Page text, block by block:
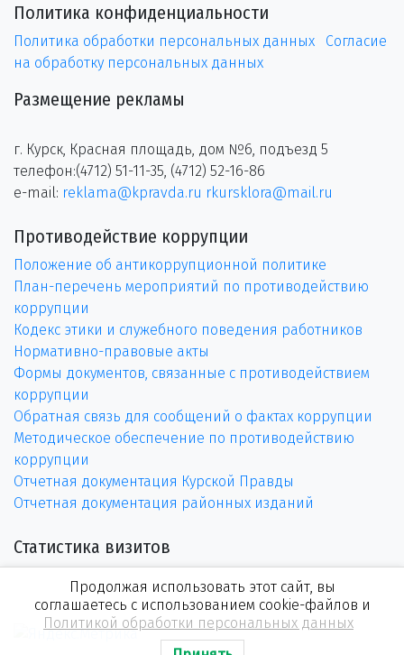
Политика конфиденциальности
Политика обработки персональных данных
Согласие
на обработку персональных данных
Размещение рекламы
г. Курск, Красная площадь, дом №6, подъезд 5
телефон:(4712) 51-11-35, (4712) 52-16-86
e-mail: reklama@kpravda.ru rkursklora@mail.ru
Противодействие коррупции
Положение об антикоррупционной политике
План-перечень мероприятий по противодействию
коррупции
Кодекс этики и служебного поведения работников
Нормативно-правовые акты
Формы документов, связанные с противодействием
коррупции
Обратная связь для сообщений о фактах коррупции
Методическое обеспечение по противодействию
коррупции
Отчетная документация Курской Правды
Отчетная документация районных изданий
Статистика визитов
Продолжая использовать этот сайт, вы
соглашаетесь с использованием cookie-файлов и
Политикой обработки персональных данных